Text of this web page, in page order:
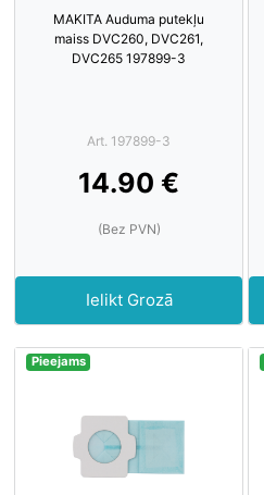
MAKITA Auduma putekļu
maiss DVC260, DVC261,
DVC265 197899-3
Art. 197899-3
14.90 €
(Bez PVN)
Ielikt Grozā
Pieejams